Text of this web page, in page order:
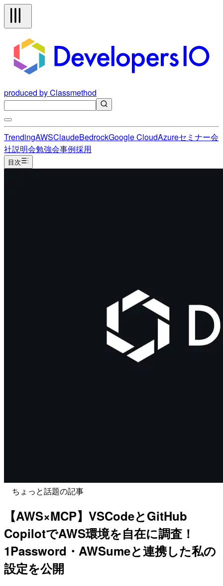
produced by Classmethod
TrendingAWSClaudeBedrockGoogle CloudAzureセミナー会
社説明会勉強会事例採用
目次
ちょっと話題の記事
【AWS×MCP】VSCodeとGitHub
CopilotでAWS環境を自在に調査！
1Password・AWSumeと連携した私の
設定を公開